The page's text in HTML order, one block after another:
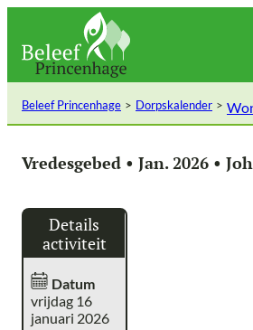
inhoud
Beleef Princenhage Dorpskalender
Vredesgebed • Jan. 2026 •
Details
activiteit
Datum
vrijdag 16
januari 2026